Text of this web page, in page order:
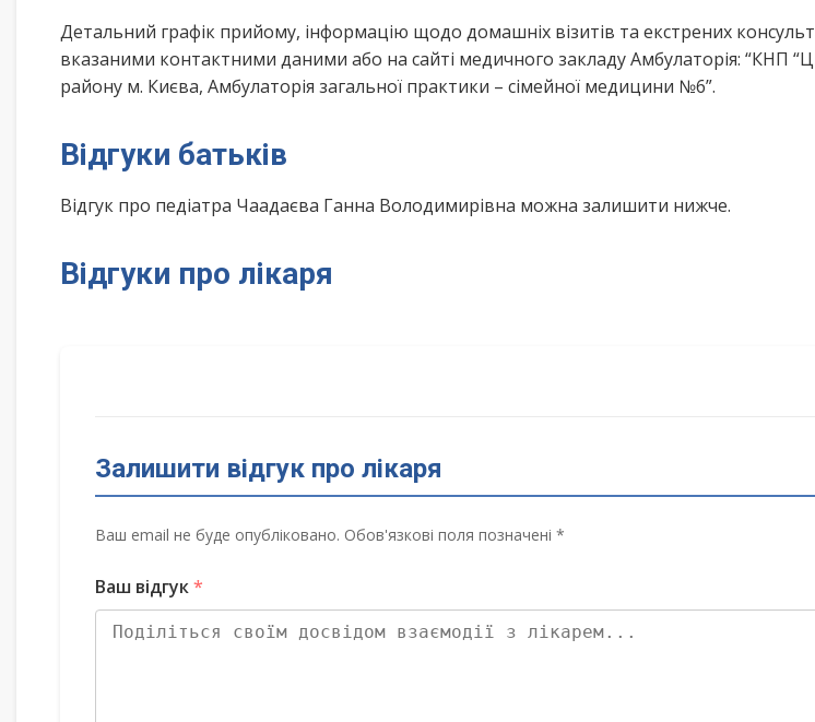
Детальний графік прийому, інформацію щодо домашніх візитів та екстрених
вказаними контактними даними або на сайті медичного закладу Амбулаторія: “КНП
району м. Києва, Амбулаторія загальної практики – сімейної медицини №6”.
Відгуки батьків
Відгук про педіатра Чаадаєва Ганна Володимирівна можна залишити нижче.
Відгуки про лікаря
Залишити відгук про лікаря
Ваш email не буде опубліковано. Обов'язкові поля позначені *
Ваш відгук*